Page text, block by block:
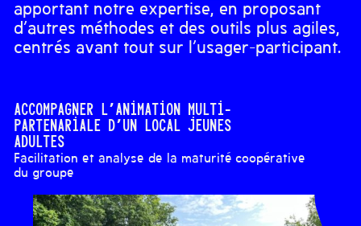
apportant notre expertise, en proposant
d’autres méthodes et des outils plus agiles,
centrés avant tout sur l’usager-participant.
Accompagner l’animation multi-
partenariale d’un local jeunes
adultes
Facilitation et analyse de la maturité coopérative
du groupe